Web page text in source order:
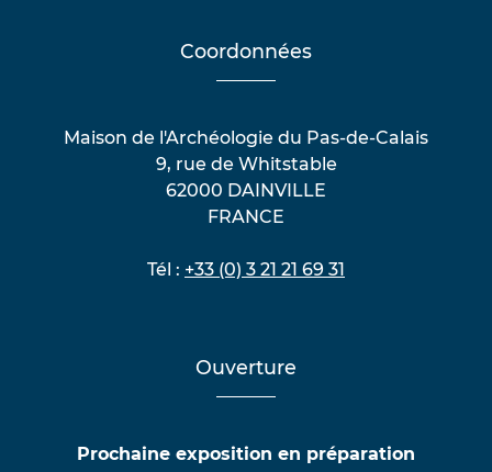
Coordonnées
Maison de l'Archéologie du Pas-de-Calais
9, rue de Whitstable
62000 DAINVILLE
FRANCE
Tél : +33 (0) 3 21 21 69 31
Ouverture
Prochaine exposition en préparation